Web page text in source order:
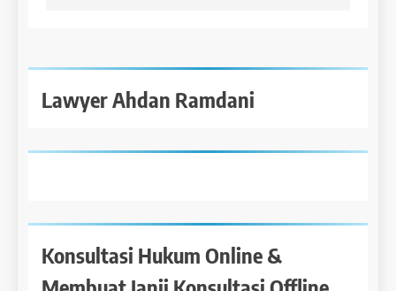
Lawyer Ahdan Ramdani
Konsultasi Hukum Online &